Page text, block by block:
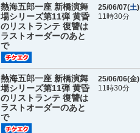
熱海五郎一座 新橋演舞
場シリーズ第11弾 黄昏
のリストランテ 復讐は
ラストオーダーのあと
で
25/06/07(土)
11時30分
熱海五郎一座 新橋演舞
場シリーズ第11弾 黄昏
のリストランテ 復讐は
ラストオーダーのあと
で
25/06/06(金)
11時30分